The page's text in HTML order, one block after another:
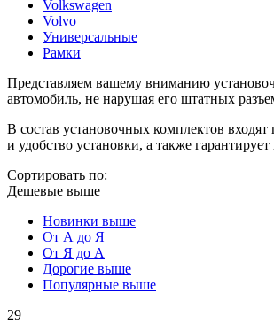
Volkswagen
Volvo
Универсальные
Рамки
Представляем вашему вниманию
автомобиль, не нарушая его штатных
В состав установочных комплектов
и удобство установки, а также
Сортировать по:
Дешевые выше
Новинки выше
От А до Я
От Я до А
Дорогие выше
Популярные выше
29